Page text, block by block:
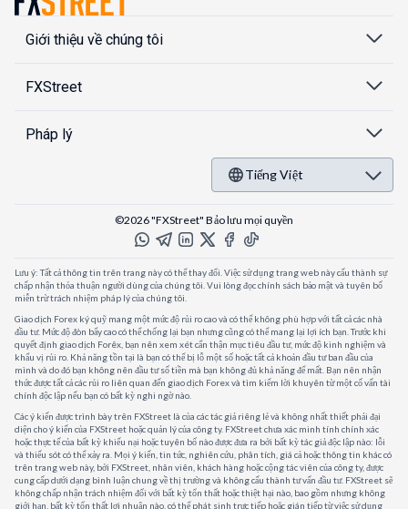
Giới thiệu về chúng tôi
FXStreet
Pháp lý
Tiếng Việt
©2026 "FXStreet" Bảo lưu mọi quyền
Lưu ý: Tất cả thông tin trên trang này có thể thay đổi. Việc sử dụng trang web này cấu thành sự
chấp nhận thỏa thuận người dùng của chúng tôi. Vui lòng đọc chính sách bảo mật và tuyên bố
miễn trừ trách nhiệm pháp lý của chúng tôi.
Giao dịch Forex ký quỹ mang một mức độ rủi ro cao và có thể không phù hợp với tất cả các nhà
đầu tư. Mức độ đòn bẩy cao có thể chống lại bạn nhưng cũng có thể mang lại lợi ích bạn. Trước khi
quyết định giao dịch Forêx, bạn nên xem xét cẩn thận mục tiêu đầu tư, mức độ kinh nghiệm và
khẩu vị rủi ro. Khả năng tồn tại là bạn có thể bị lỗ một số hoặc tất cả khoản đầu tư ban đầu của
mình và do đó bạn không nên đầu tư số tiền mà bạn không đủ khả năng để mất. Bạn nên nhận
thức được tất cả các rủi ro liên quan đến giao dịch Forex và tìm kiếm lời khuyên từ một cố vấn tài
chính độc lập nếu bạn có bất kỳ nghi ngờ nào.
Các ý kiến được trình bày trên FXStreet là của các tác giả riêng lẻ và không nhất thiết phải đại
diện cho ý kiến của FXStreet hoặc quản lý của công ty. FXStreet chưa xác minh tính chính xác
hoặc thực tế của bất kỳ khiếu nại hoặc tuyên bố nào được đưa ra bởi bất kỳ tác giả độc lập nào: lỗi
và thiếu sót có thể xảy ra. Mọi ý kiến, tin tức, nghiên cứu, phân tích, giá cả hoặc thông tin khác có
trên trang web này, bởi FXStreet, nhân viên, khách hàng hoặc cộng tác viên của công ty, được
cung cấp dưới dạng bình luận chung về thị trường và không cấu thành tư vấn đầu tư. FXStreet sẽ
không chấp nhận trách nhiệm đối với bất kỳ tổn thất hoặc thiệt hại nào, bao gồm nhưng không
giới hạn, bất kỳ tổn thất lợi nhuận nào, có thể phát sinh trực tiếp hoặc gián tiếp từ việc sử dụng